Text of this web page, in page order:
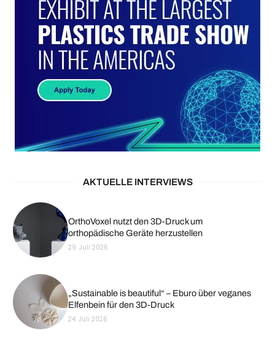
AKTUELLE INTERVIEWS
OrthoVoxel nutzt den 3D-Druck um
orthopädische Geräte herzustellen
29. Juli 2026
„Sustainable is beautiful“ – Eburo über veganes
Elfenbein für den 3D-Druck
24. Juli 2026